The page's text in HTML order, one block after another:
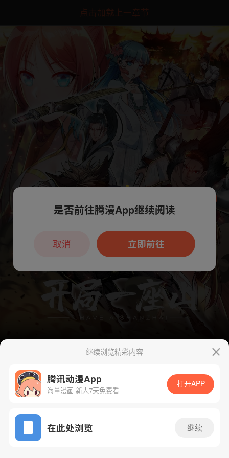
点击加载上一章节
App免费看
下一话 腾漫App免费看
继续浏览精彩内容
腾讯动漫App
海量漫画 新人7天免费看
打开APP
在此处浏览 继续
本章节仅支持App阅读，可打开App新用
户7天免费看
是否前往腾漫App继续阅读
立即前往
取消